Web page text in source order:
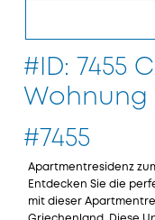
#ID: 7455
Wohnung
#7455
Apartmentresidenz
Entdecken Sie die
mit dieser